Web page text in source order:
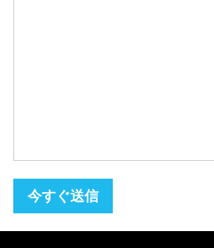
今すぐ送信